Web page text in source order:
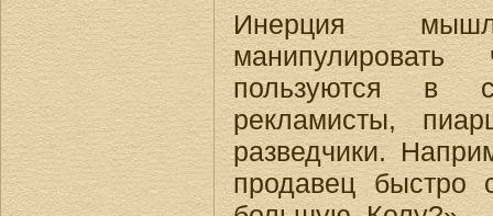
Инерция
пользуются в
рекламисты,
разведчики.
продавец быстро